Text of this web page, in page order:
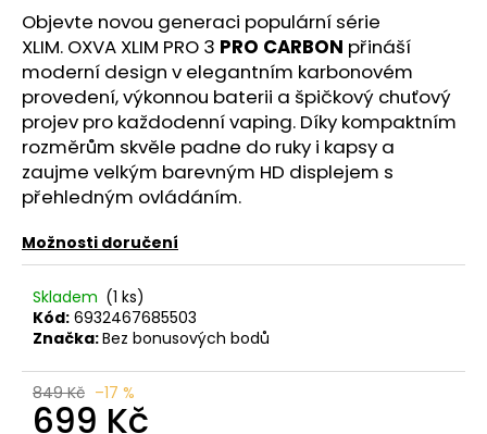
hvězdiček.
Objevte novou generaci populární série
XLIM. OXVA XLIM PRO 3 PRO CARBON přináší
moderní design v elegantním karbonovém
provedení, výkonnou baterii a špičkový chuťový
projev pro každodenní vaping. Díky kompaktním
rozměrům skvěle padne do ruky i kapsy a
zaujme velkým barevným HD displejem s
přehledným ovládáním.
Možnosti doručení
Skladem (1 ks)
Kód: 6932467685503
Značka:Bez bonusových bodů
849 Kč –17 %
699 Kč
HLEDAT
D
o
p
o
r
u
č
u
e
e